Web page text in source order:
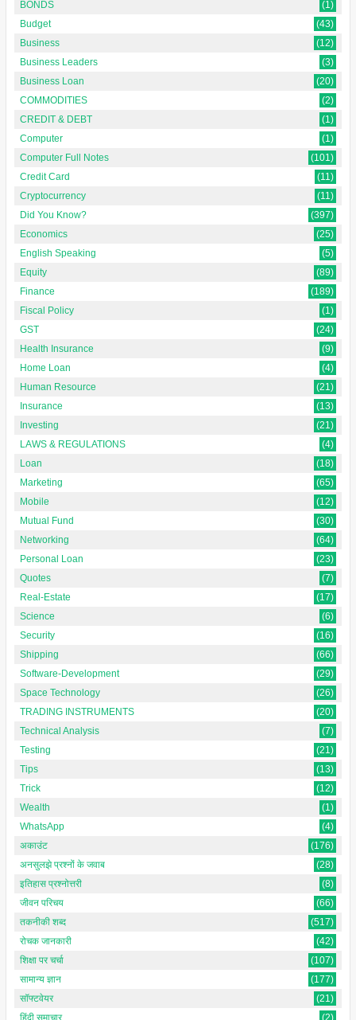
BONDS
(1)
Budget
(43)
Business
(12)
Business Leaders
(3)
Business Loan
(20)
COMMODITIES
(2)
CREDIT & DEBT
(1)
Computer
(1)
Computer Full Notes
(101)
Credit Card
(11)
Cryptocurrency
(11)
Did You Know?
(397)
Economics
(25)
English Speaking
(5)
Equity
(89)
Finance
(189)
Fiscal Policy
(1)
GST
(24)
Health Insurance
(9)
Home Loan
(4)
Human Resource
(21)
Insurance
(13)
Investing
(21)
LAWS & REGULATIONS
(4)
Loan
(18)
Marketing
(65)
Mobile
(12)
Mutual Fund
(30)
Networking
(64)
Personal Loan
(23)
Quotes
(7)
Real-Estate
(17)
Science
(6)
Security
(16)
Shipping
(66)
Software-Development
(29)
Space Technology
(26)
TRADING INSTRUMENTS
(20)
Technical Analysis
(7)
Testing
(21)
Tips
(13)
Trick
(12)
Wealth
(1)
WhatsApp
(4)
अकाउंट
(176)
अनसुलझे प्रश्नों के जवाब
(28)
इतिहास प्रश्नोत्तरी
(8)
जीवन परिचय
(66)
तकनीकी शब्द
(517)
रोचक जानकारी
(42)
शिक्षा पर चर्चा
(107)
सामान्य ज्ञान
(177)
सॉफ्टवेयर
(21)
हिंदी समाचार
(2)